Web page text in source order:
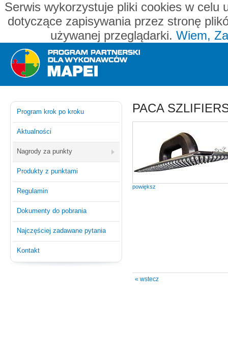
Serwis wykorzystuje pliki cookies w celu
dotyczące zapisywania przez stronę
używanej przeglądarki. Wiem,
Program krok po kroku
Aktualności
Nagrody za punkty
Produkty z punktami
Regulamin
Dokumenty do pobrania
Najczęściej zadawane pytania
Kontakt
PACA
powiększ
« wstecz